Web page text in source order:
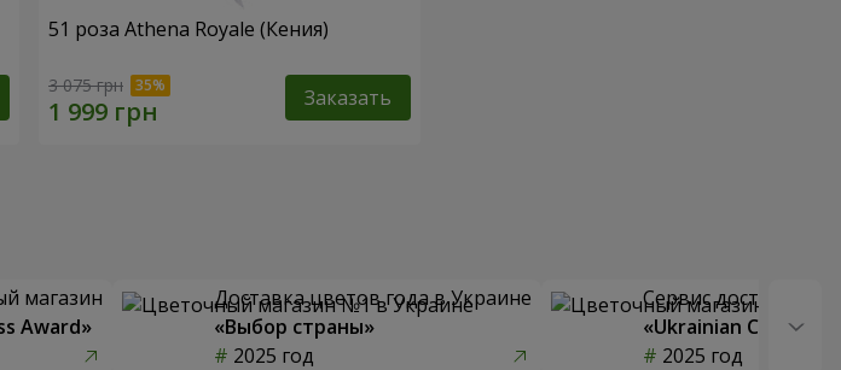
51 роза Athena Royale (Кения)
3 075 грн Заказать
магазин
Award»
Доставка цветов года в Украине
«Выбор страны»
2025 год
Сервис доставки
«Ukrainian Choice»
2025 год